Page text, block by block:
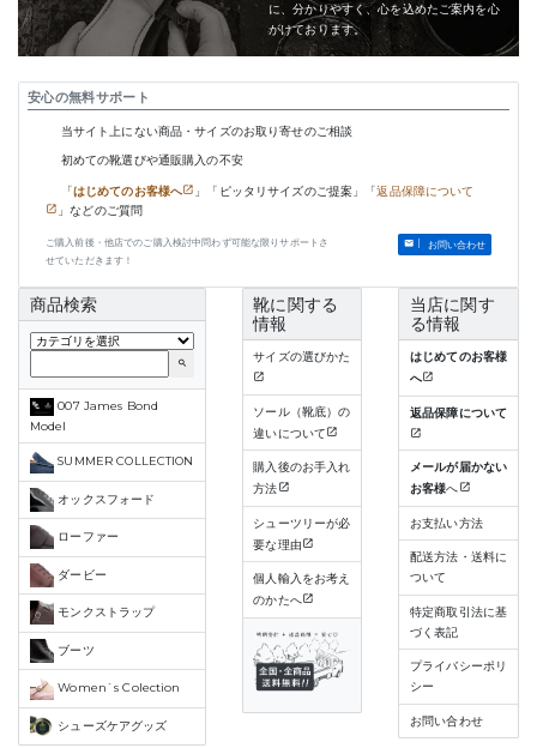
に、分かりやすく、心を込めたご案内を心
がけております。
安心の無料サポート
当サイト上にない商品・サイズのお取り寄せのご相談
初めての靴選びや通販購入の不安
「はじめてのお客様へ 」「ピッタリサイズのご提案」「返品保障について
」などのご質問
ご購入前後・他店でのご購入検討中問わず可能な限りサポートさ
せていただきます！
お問い合わせ
商品検索
search
007 James Bond
Model
SUMMER COLLECTION
オックスフォード
ローファー
ダービー
モンクストラップ
ブーツ
Women`s Colection
シューズケアグッズ
靴に関する
情報
サイズの選びかた
ソール（靴底）の
違いについて
購入後のお手入れ
方法
シューツリーが必
要な理由
個人輸入をお考え
のかたへ
当店に関す
る情報
はじめてのお客様
へ
返品保障について
メールが届かない
お客様へ
お支払い方法
配送方法・送料に
ついて
特定商取引法に基
づく表記
プライバシーポリ
シー
お問い合わせ